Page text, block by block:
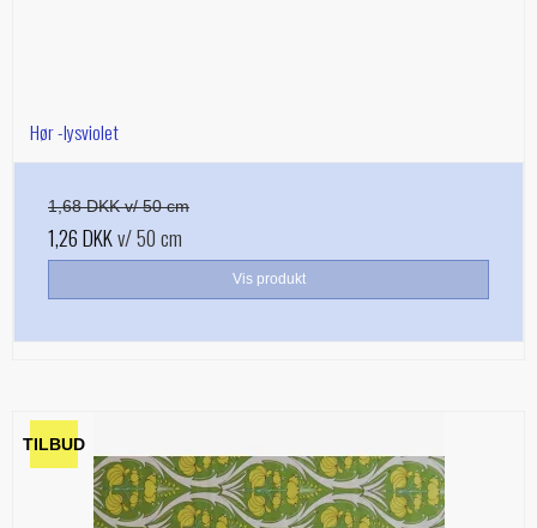
Hør -lysviolet
1,68 DKK v/ 50 cm
1,26 DKKv/ 50 cm
Vis produkt
TILBUD